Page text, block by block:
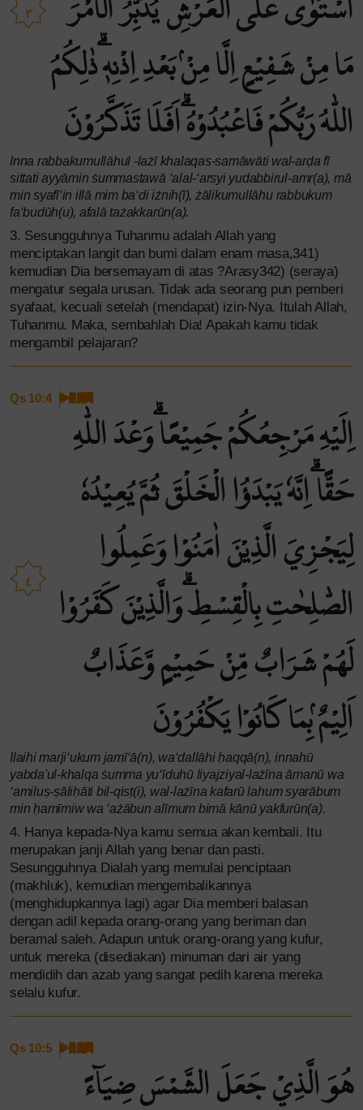
٣
اسْتَوٰى عَلَى الْعَرْشِ يُدَبِّرُ الْاَمْرَۗ
مَا مِنْ شَفِيْعٍ اِلَّا مِنْۢ بَعْدِ اِذْنِهٖۗ ذٰلِكُمُ
اللّٰهُ رَبُّكُمْ فَاعْبُدُوْهُۗ اَفَلَا تَذَكَّرُوْنَ
Inna rabbakumullāhul -lażī khalaqas-samāwāti wal-arḍa fī
sittati ayyāmin ṡummastawā ‘alal-‘arsyi yudabbirul-amr(a), mā
min syafī‘in illā mim ba‘di iżnih(ī), żālikumullāhu rabbukum
fa‘budūh(u), afalā tażakkarūn(a).
3. Sesungguhnya Tuhanmu adalah Allah yang
menciptakan langit dan bumi dalam enam masa,341)
kemudian Dia bersemayam di atas ?Arasy342) (seraya)
mengatur segala urusan. Tidak ada seorang pun pemberi
syafaat, kecuali setelah (mendapat) izin-Nya. Itulah Allah,
Tuhanmu. Maka, sembahlah Dia! Apakah kamu tidak
mengambil pelajaran?
Qs 10:4
٤
اِلَيْهِ مَرْجِعُكُمْ جَمِيْعًاۗ وَعْدَ اللّٰهِ
حَقًّاۗ اِنَّهٗ يَبْدَؤُا الْخَلْقَ ثُمَّ يُعِيْدُهٗ
لِيَجْزِيَ الَّذِيْنَ اٰمَنُوْا وَعَمِلُوا
الصّٰلِحٰتِ بِالْقِسْطِۗ وَالَّذِيْنَ كَفَرُوْا
لَهُمْ شَرَابٌ مِّنْ حَمِيْمٍ وَّعَذَابٌ
اَلِيْمٌ ۢبِمَا كَانُوْا يَكْفُرُوْنَ
Ilaihi marji‘ukum jamī‘ā(n), wa‘dallāhi ḥaqqā(n), innahū
yabda'ul-khalqa ṡumma yu‘īduhū liyajziyal-lażīna āmanū wa
‘amiluṣ-ṣāliḥāti bil-qisṭ(i), wal-lażīna kafarū lahum syarābum
min ḥamīmiw wa ‘ażābun alīmum bimā kānū yakfurūn(a).
4. Hanya kepada-Nya kamu semua akan kembali. Itu
merupakan janji Allah yang benar dan pasti.
Sesungguhnya Dialah yang memulai penciptaan
(makhluk), kemudian mengembalikannya
(menghidupkannya lagi) agar Dia memberi balasan
dengan adil kepada orang-orang yang beriman dan
beramal saleh. Adapun untuk orang-orang yang kufur,
untuk mereka (disediakan) minuman dari air yang
mendidih dan azab yang sangat pedih karena mereka
selalu kufur.
Qs 10:5
هُوَ الَّذِيْ جَعَلَ الشَّمْسَ ضِيَاۤءً